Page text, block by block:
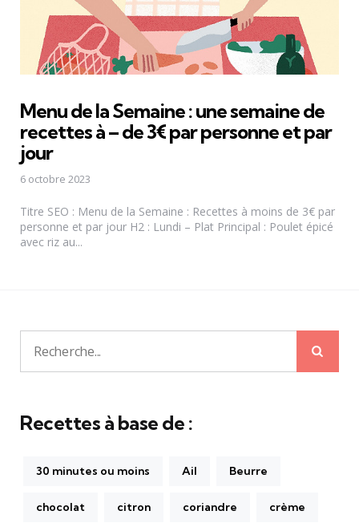
Menu de la Semaine : une semaine de
recettes à – de 3€ par personne et par
jour
6 octobre 2023
Titre SEO : Menu de la Semaine : Recettes à moins de 3€ par
personne et par jour H2 : Lundi – Plat Principal : Poulet épicé
avec riz au...
Recherche
pour:
Recettes à base de :
30 minutes ou moins Ail Beurre
chocolat citron coriandre crème